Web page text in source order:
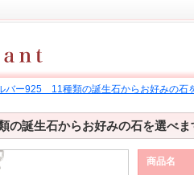
バー925 11種類の誕生石からお好みの石
の誕生石からお好みの石を選べま
商品名